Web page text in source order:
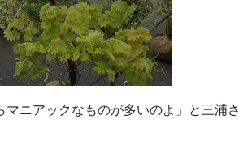
マニアックなものが多いのよ」と三浦さ